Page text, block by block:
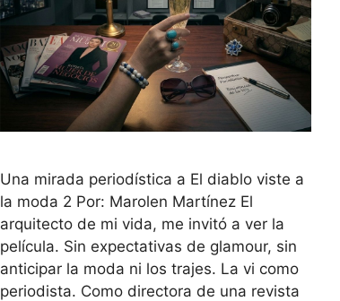
Una mirada periodística a El diablo viste a
la moda 2 Por: Marolen Martínez El
arquitecto de mi vida, me invitó a ver la
película. Sin expectativas de glamour, sin
anticipar la moda ni los trajes. La vi como
periodista. Como directora de una revista